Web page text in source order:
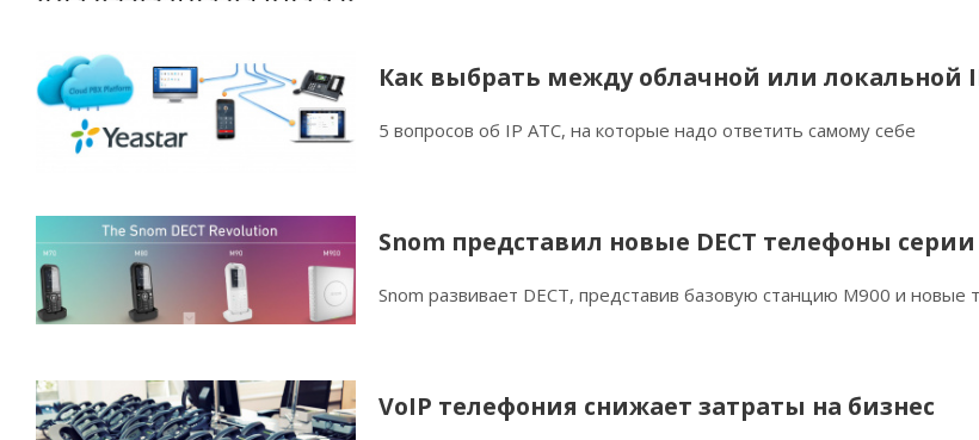
Как выбрать между облачной или локальной
5 вопросов об IP АТС, на которые надо ответить самому себе
Snom представил новые DECT телефоны серии
Snom развивает DECT, представив базовую станцию M900 и новые
VoIP телефония снижает затраты на бизнес